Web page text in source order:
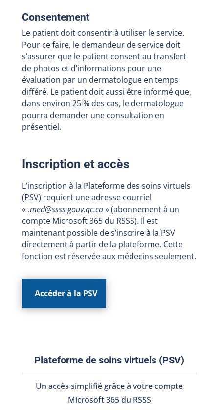
Consentement
Le patient doit consentir à utiliser le service.
Pour ce faire, le demandeur de service doit
s’assurer que le patient consent au transfert
de photos et d’informations pour une
évaluation par un dermatologue en temps
différé. Le patient doit aussi être informé que,
dans environ 25 % des cas, le dermatologue
pourra demander une consultation en
présentiel.
Inscription et accès
L’inscription à la Plateforme des soins virtuels
(PSV) requiert une adresse courriel
«.med@ssss.gouv.qc.ca» (abonnement à un
compte Microsoft 365 du RSSS). Il est
maintenant possible de s’inscrire à la PSV
directement à partir de la plateforme. Cette
fonction est réservée aux médecins seulement.
Accéder à la PSV
Plateforme de soins virtuels (PSV)
Un accès simplifié grâce à votre compte
Microsoft 365 du RSSS